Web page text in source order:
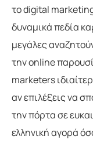
το digital
δυναμικά πεδία
μεγάλες
την online
marketers
αν επιλέξεις να
την πόρτα σε
ελληνική αγορά